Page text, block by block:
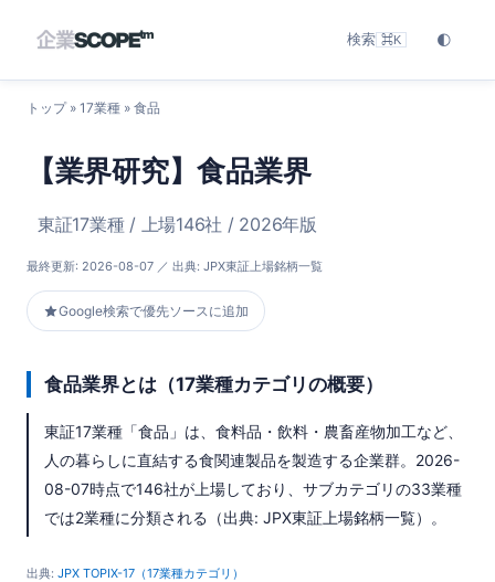
検索 ⌘K 🌓
トップ» 17業種 » 食品
【業界研究】食品業界
東証17業種 / 上場146社 / 2026年版
最終更新: 2026-08-07 ／ 出典: JPX東証上場銘柄一覧
Google検索で優先ソースに追加
食品業界とは（17業種カテゴリの概要）
東証17業種「食品」は、食料品・飲料・農畜産物加工など、
人の暮らしに直結する食関連製品を製造する企業群。2026-
08-07時点で146社が上場しており、サブカテゴリの33業種
では2業種に分類される（出典: JPX東証上場銘柄一覧）。
出典: JPX TOPIX-17（17業種カテゴリ）